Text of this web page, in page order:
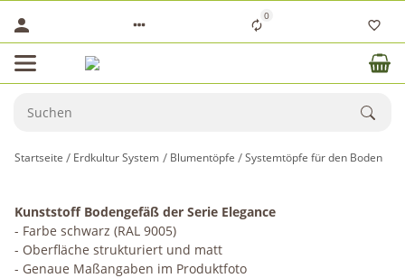
0
Startseite Erdkultur System Blumentöpfe Systemtöpfe für den Boden
Kunststoff Bodengefäß der Serie Elegance
- Farbe schwarz (RAL 9005)
- Oberfläche strukturiert und matt
- Genaue Maßangaben im Produktfoto